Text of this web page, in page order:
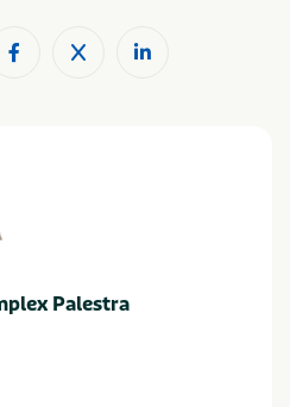
Palestra